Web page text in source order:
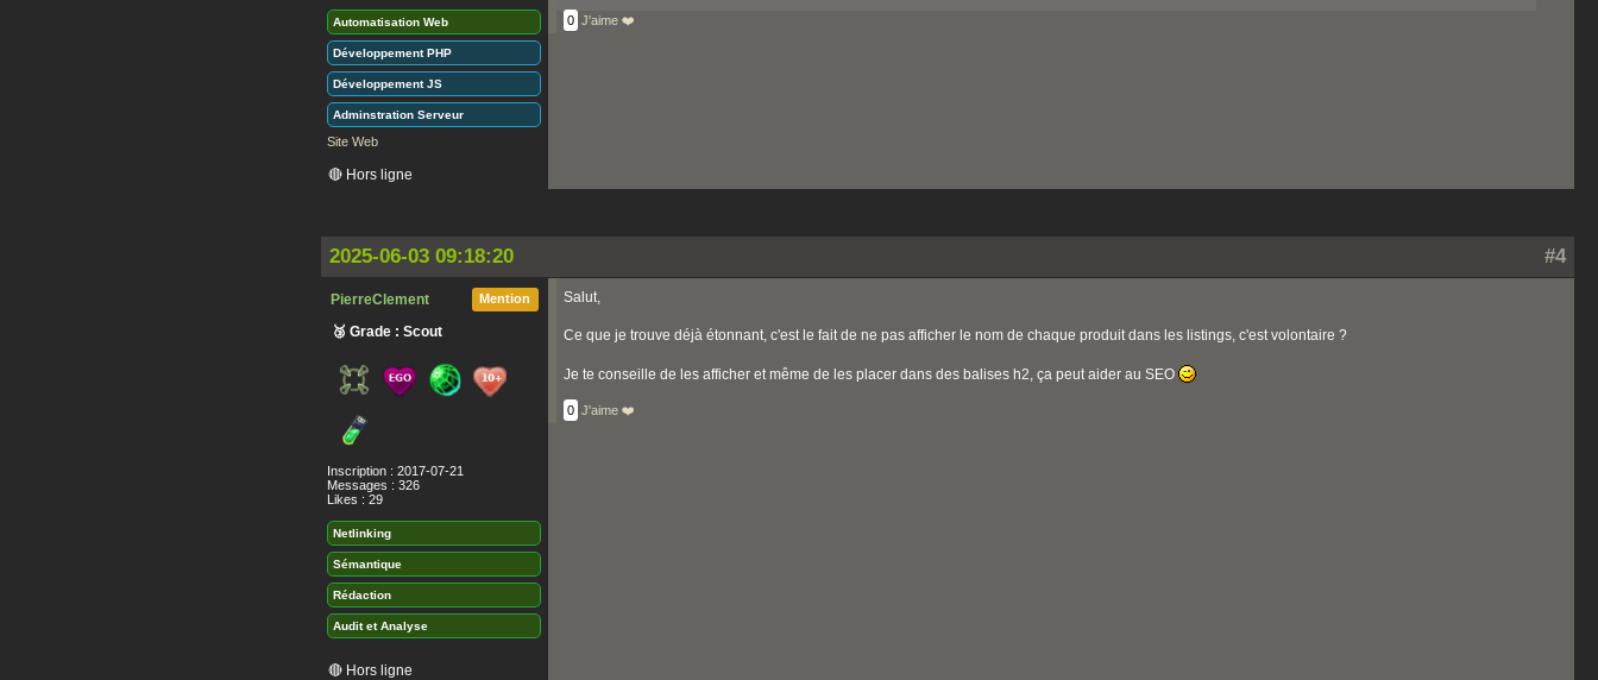
Automatisation Web
Développement PHP
Développement JS
Adminstration Serveur
Site Web
0 J'aime ❤️
🔴 Hors ligne
#4
2025-06-03 09:18:20
Mention
PierreClement
🥉 Grade : Scout
Inscription : 2017-07-21
Messages : 326
Likes : 29
Netlinking
Sémantique
Rédaction
Audit et Analyse
Salut,
Ce que je trouve déjà étonnant, c'est le fait de ne pas afficher le nom de chaque produit dans les listings, c'est volontaire ?
Je te conseille de les afficher et même de les placer dans des balises h2, ça peut aider au SEO
0 J'aime ❤️
🔴 Hors ligne